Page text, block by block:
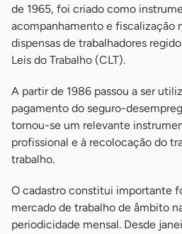
de 1965, foi criado como
acompanhamento e fiscalização
dispensas de trabalhadores
Leis do Trabalho (CLT).
A partir de 1986 passou a ser
pagamento do seguro-
tornou-se um relevante
profissional e à recolocação do
trabalho.
O cadastro constitui importante
mercado de trabalho de âmbito
periodicidade mensal. Desde